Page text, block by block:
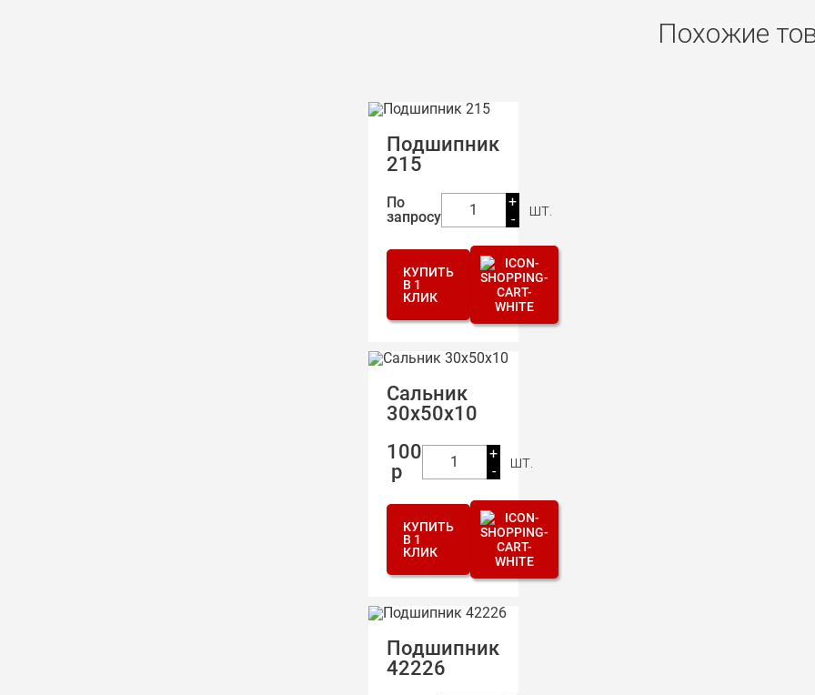
Похожие
Подшипник
215
По
запросу
1
+
-
шт.
КУПИТЬ
В 1
КЛИК
Сальник
30х50х10
100
р
1
+
-
шт.
КУПИТЬ
В 1
КЛИК
Подшипник
42226